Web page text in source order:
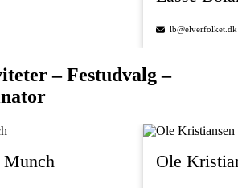
lb@elverfolket.dk
– Festudvalg –
Ole